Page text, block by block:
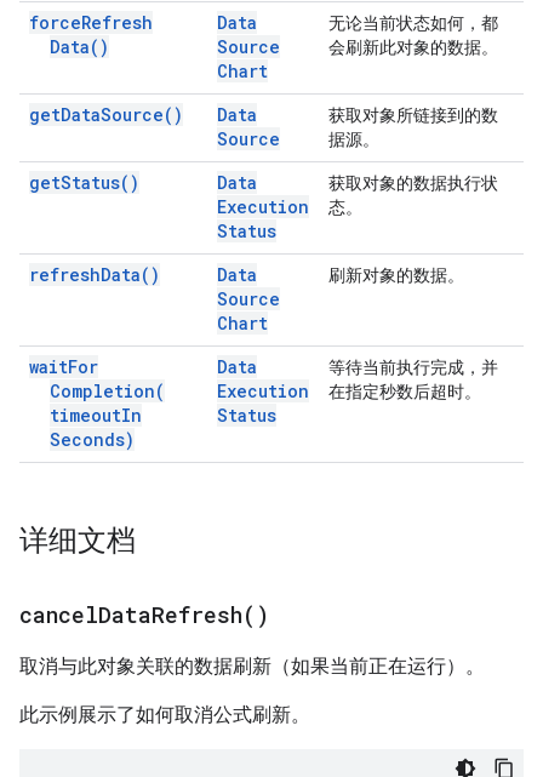
forceRefresh
Data( )
Data
Source
Chart
无论当前状态如何，都
会刷新此对象的数据。
getDataSource( )
Data
Source
获取对象所链接到的数
据源。
getStatus( )
Data
Execution
Status
获取对象的数据执行状
态。
refreshData( )
Data
Source
Chart
刷新对象的数据。
waitFor
Completion(
timeoutIn
Seconds)
Data
Execution
Status
等待当前执行完成，并
在指定秒数后超时。
详细文档
cancelDataRefresh( )
取消与此对象关联的数据刷新（如果当前正在运行）。
此示例展示了如何取消公式刷新。